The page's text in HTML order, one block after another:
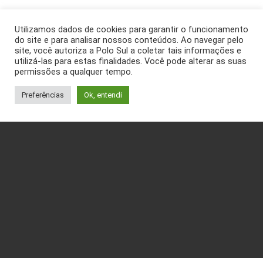
Utilizamos dados de cookies para garantir o funcionamento
do site e para analisar nossos conteúdos. Ao navegar pelo
site, você autoriza a Polo Sul a coletar tais informações e
utilizá-las para estas finalidades. Você pode alterar as suas
permissões a qualquer tempo.
Preferências Ok, entendi